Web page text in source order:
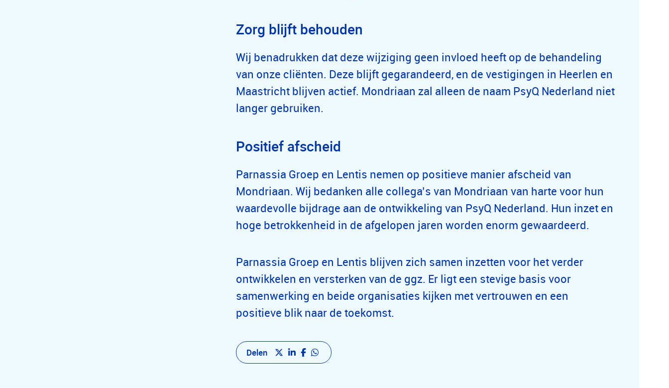
Zorg blijft behouden
Wij benadrukken dat deze wijziging geen invloed heeft op de behandeling
van onze cliënten. Deze blijft gegarandeerd, en de vestigingen in Heerlen en
Maastricht blijven actief. Mondriaan zal alleen de naam PsyQ Nederland niet
langer gebruiken.
Positief afscheid
Parnassia Groep en Lentis nemen op positieve manier afscheid van
Mondriaan. Wij bedanken alle collega’s van Mondriaan van harte voor hun
waardevolle bijdrage aan de ontwikkeling van PsyQ Nederland. Hun inzet en
hoge betrokkenheid in de afgelopen jaren worden enorm gewaardeerd.
Parnassia Groep en Lentis blijven zich samen inzetten voor het verder
ontwikkelen en versterken van de ggz. Er ligt een stevige basis voor
samenwerking en beide organisaties kijken met vertrouwen en een
positieve blik naar de toekomst.
Delen